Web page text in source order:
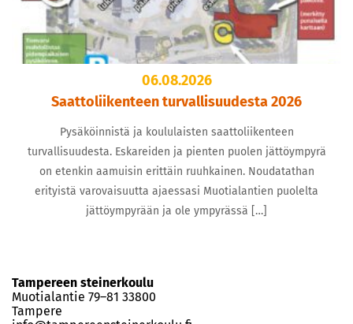
06.08.2026
Saattoliikenteen turvallisuudesta 2026
Pysäköinnistä ja koululaisten saattoliikenteen
turvallisuudesta. Eskareiden ja pienten puolen jättöympyrä
on etenkin aamuisin erittäin ruuhkainen. Noudatathan
erityistä varovaisuutta ajaessasi Muotialantien puolelta
jättöympyrään ja ole ympyrässä […]
Tampereen steinerkoulu
Muotialantie 79–81 33800
Tampere